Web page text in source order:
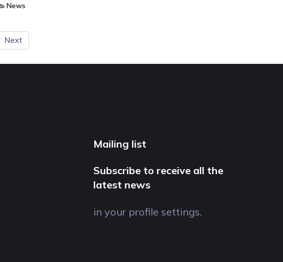
News
Next
Mailing list
Subscribe to receive all the
latest news
in your profile settings.